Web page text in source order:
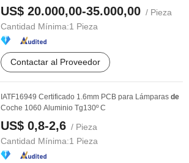
US$ 20.000,00-35.000,00 / Pieza
Cantidad Mínima:1 Pieza
Contactar al Proveedor
IATF16949 Certificado 1.6mm PCB para Lámparas de
Coche 1060 Aluminio Tg130º C
US$ 0,8-2,6 / Pieza
Cantidad Mínima:1 Pieza